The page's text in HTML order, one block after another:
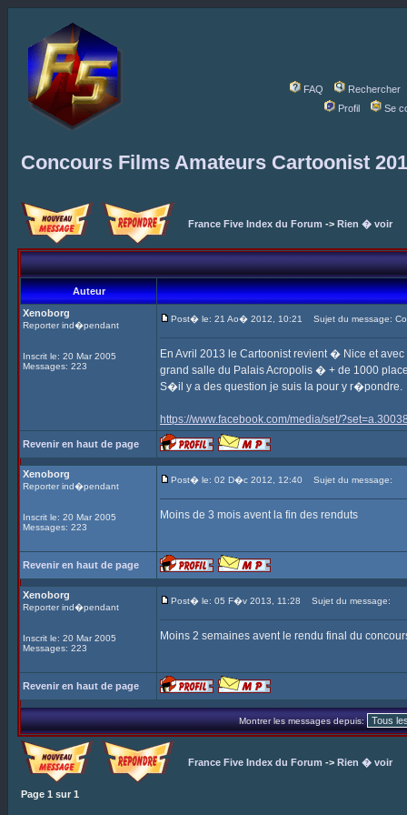
FAQ
Rechercher
Profil
Se
Concours Films Amateurs Cartoonist
France Five Index du Forum -> Rien � voir
Auteur
Xenoborg
Reporter ind�pendant
Inscrit le: 20 Mar 2005
Messages: 223
Post� le: 21 Ao� 2012, 10:21 Sujet du message:
En Avril 2013 le Cartoonist revient � Nice et
grand salle du Palais Acropolis � + de 1000
S�il y a des question je suis la pour y r�pondre.
https://www.facebook.com/media/set/
Revenir en haut de page
Xenoborg
Reporter ind�pendant
Inscrit le: 20 Mar 2005
Messages: 223
Post� le: 02 D�c 2012, 12:40 Sujet du message:
Moins de 3 mois avent la fin des renduts
Revenir en haut de page
Xenoborg
Reporter ind�pendant
Inscrit le: 20 Mar 2005
Messages: 223
Post� le: 05 F�v 2013, 11:28 Sujet du message:
Moins 2 semaines avent le rendu final du
Revenir en haut de page
Montrer les messages depuis:
France Five Index du Forum -> Rien � voir
Page 1 sur 1